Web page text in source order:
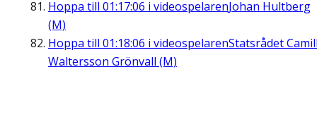
Hoppa till 01:17:06 i videospelarenJohan Hultberg
(M)
Hoppa till 01:18:06 i videospelarenStatsrådet
Waltersson Grönvall (M)